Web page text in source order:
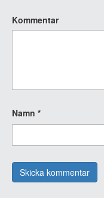
Kommentar
Namn *